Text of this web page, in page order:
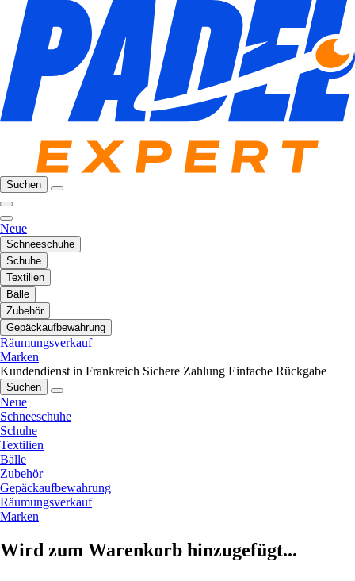
Suchen
Neue
Schneeschuhe
Schuhe
Textilien
Bälle
Zubehör
Gepäckaufbewahrung
Räumungsverkauf
Marken
Kundendienst in Frankreich Sichere Zahlung Einfache Rückgabe
Suchen
Neue
Schneeschuhe
Schuhe
Textilien
Bälle
Zubehör
Gepäckaufbewahrung
Räumungsverkauf
Marken
Wird zum Warenkorb hinzugefügt...